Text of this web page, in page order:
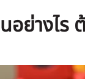
ย่างไร